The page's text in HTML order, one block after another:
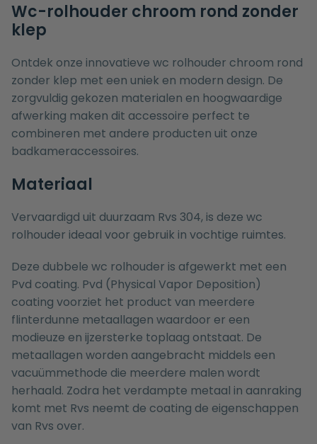
Wc-rolhouder chroom rond zonder
klep
Ontdek onze innovatieve wc rolhouder chroom rond
zonder klep met een uniek en modern design. De
zorgvuldig gekozen materialen en hoogwaardige
afwerking maken dit accessoire perfect te
combineren met andere producten uit onze
badkameraccessoires.
Materiaal
Vervaardigd uit duurzaam Rvs 304, is deze wc
rolhouder ideaal voor gebruik in vochtige ruimtes.
Deze dubbele wc rolhouder is afgewerkt met een
Pvd coating. Pvd (Physical Vapor Deposition)
coating voorziet het product van meerdere
flinterdunne metaallagen waardoor er een
modieuze en ijzersterke toplaag ontstaat. De
metaallagen worden aangebracht middels een
vacuümmethode die meerdere malen wordt
herhaald. Zodra het verdampte metaal in aanraking
komt met Rvs neemt de coating de eigenschappen
van Rvs over.